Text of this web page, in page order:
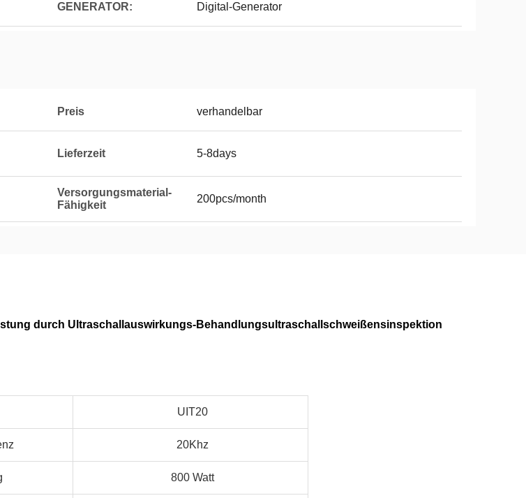
GENERATOR: Digital-Generator
Preis verhandelbar
Lieferzeit 5-8days
Versorgungsmaterial-
Fähigkeit
200pcs/month
durch Ultraschallauswirkungs-Behandlungsultraschallschweißensinspektion
UIT20
20Khz
800 Watt